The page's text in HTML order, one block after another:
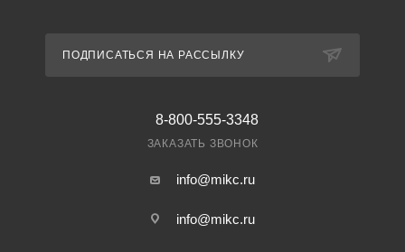
ПОДПИСАТЬСЯ НА РАССЫЛКУ
8-800-555-3348
ЗАКАЗАТЬ ЗВОНОК
info@mikc.ru
info@mikc.ru